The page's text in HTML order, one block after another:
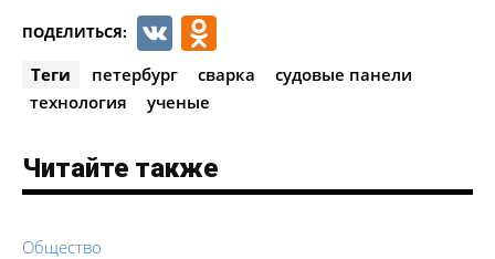
ПОДЕЛИТЬСЯ: VK
Теги петербург сварка
судовые панели
технология
ученые
Читайте также
Общество